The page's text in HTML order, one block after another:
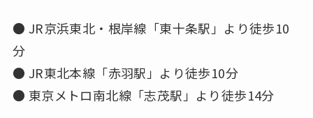
● JR京浜東北・根岸線「東十条駅」より徒歩10
分
● JR東北本線「赤羽駅」より徒歩10分
● 東京メトロ南北線「志茂駅」より徒歩14分